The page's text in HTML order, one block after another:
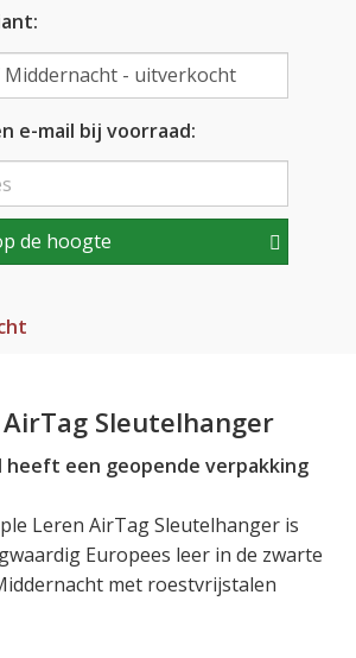
e-mail bij voorraad:
de hoogte
Sleutelhanger
een geopende verpakking
Leren AirTag Sleutelhanger is
Europees leer in de zwarte
met roestvrijstalen